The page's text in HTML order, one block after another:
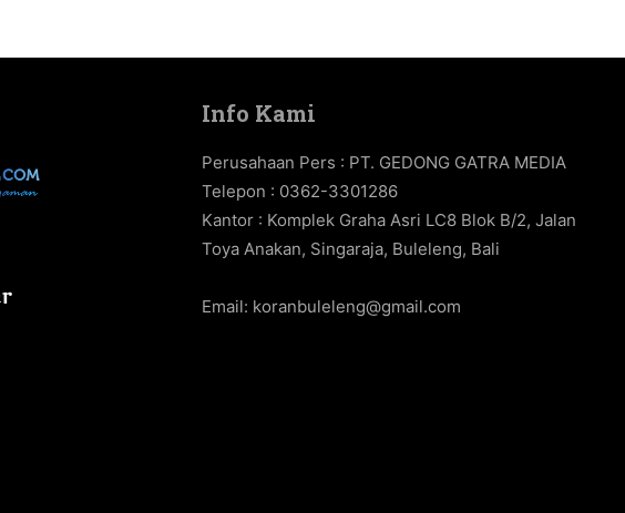
Info Kami
Perusahaan Pers : PT. GEDONG GATRA MEDIA
Telepon : 0362-3301286
Kantor : Komplek Graha Asri LC8 Blok B/2, Jalan
Toya Anakan, Singaraja, Buleleng, Bali
Email: koranbuleleng@gmail.com